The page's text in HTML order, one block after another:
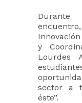
y
Lourdes
sector a
éste”.